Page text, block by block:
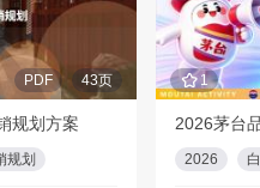
PDF 43页
规划方案
规划
1
2026茅台
2026